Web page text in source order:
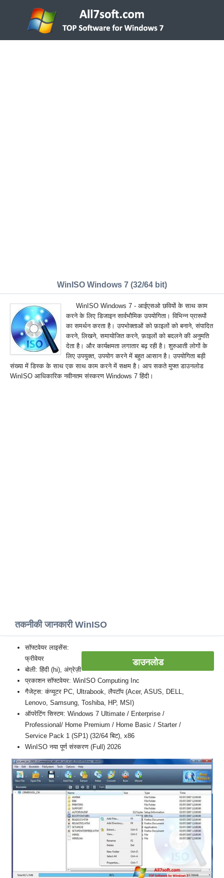
WinISO Windows 7 (32/64 bit)
WinISO Windows 7 - आईएसओ छवियों के साथ काम
करने के लिए डिजाइन सार्वभौमिक उपयोगिता। विभिन्न प्रारूपों
का समर्थन करता है। उपभोक्ताओं को फ़ाइलों को बनाने, संपादित
करने, लिखने, समायोजित करने, फ़ाइलों को बदलने की अनुमति
देता है। और कार्यक्षमता लगातार बढ़ रही है। शुरुआती लोगों के
लिए उपयुक्त, उपयोग करने में बहुत आसान है। उपयोगिता बड़ी
संख्या में डिस्क के साथ एक साथ काम करने में सक्षम है। आप सकते मुफ्त डाउनलोड
WinISO आधिकारिक नवीनतम संस्करण Windows 7 हिंदी।
तकनीकी जानकारी WinISO
डाउनलोड
सॉफ्टवेयर लाइसेंस:
फ्रीवेयर
बोली: हिंदी (hi), अंग्रेज़ी
प्रकाशन सॉफ्टवेयर: WinISO Computing Inc
गैजेट्स: कंप्यूटर PC, Ultrabook, लैपटॉप (Acer, ASUS, DELL,
Lenovo, Samsung, Toshiba, HP, MSI)
ऑपरेटिंग सिस्टम: Windows 7 Ultimate / Enterprise /
Professional/ Home Premium / Home Basic / Starter /
Service Pack 1 (SP1) (32/64 बिट), x86
WinISO नया पूर्ण संस्करण (Full) 2026